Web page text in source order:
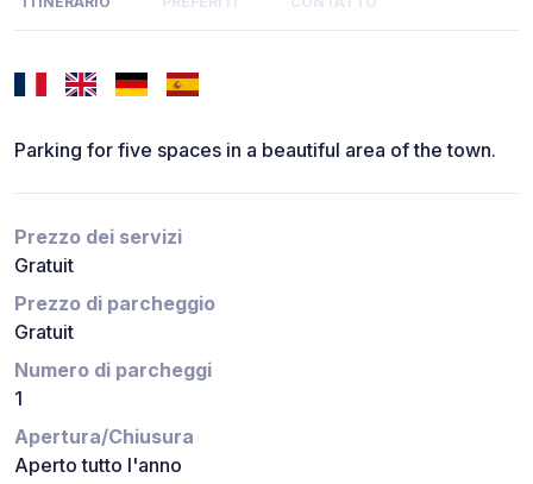
Parking for five spaces in a beautiful area of the town.
Prezzo dei servizi
Gratuit
Prezzo di parcheggio
Gratuit
Numero di parcheggi
1
Apertura/Chiusura
Aperto tutto l'anno